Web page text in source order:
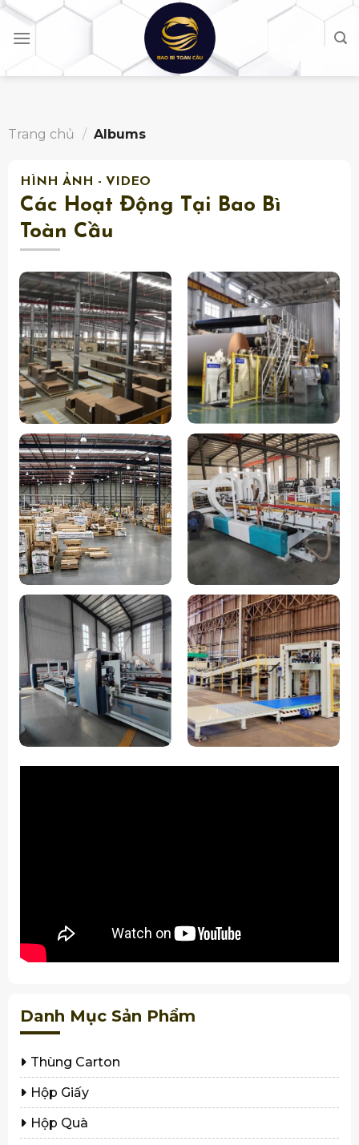
Skip
content
Trang chủ / Albums
HÌNH ẢNH - VIDEO
Các Hoạt Động Tại Bao Bì
Toàn Cầu
Danh Mục Sản Phẩm
Thùng Carton
Hộp Giấy
Hộp Quà